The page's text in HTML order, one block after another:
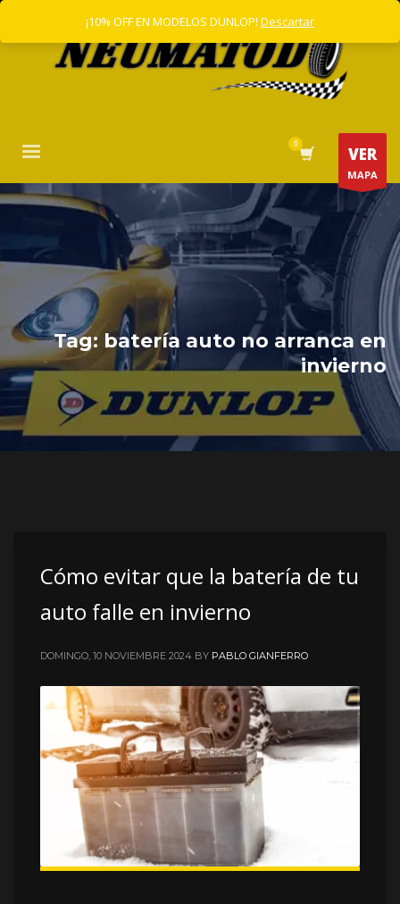
VER
MAPA
Tag: batería auto no arranca en
invierno
Cómo evitar que la batería de tu
auto falle en invierno
DOMINGO, 10 NOVIEMBRE 2024 BY PABLO GIANFERRO
¡10% OFF EN MODELOS DUNLOP! Descartar